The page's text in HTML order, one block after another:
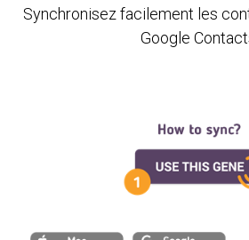
Synchronisez facilement les
Google